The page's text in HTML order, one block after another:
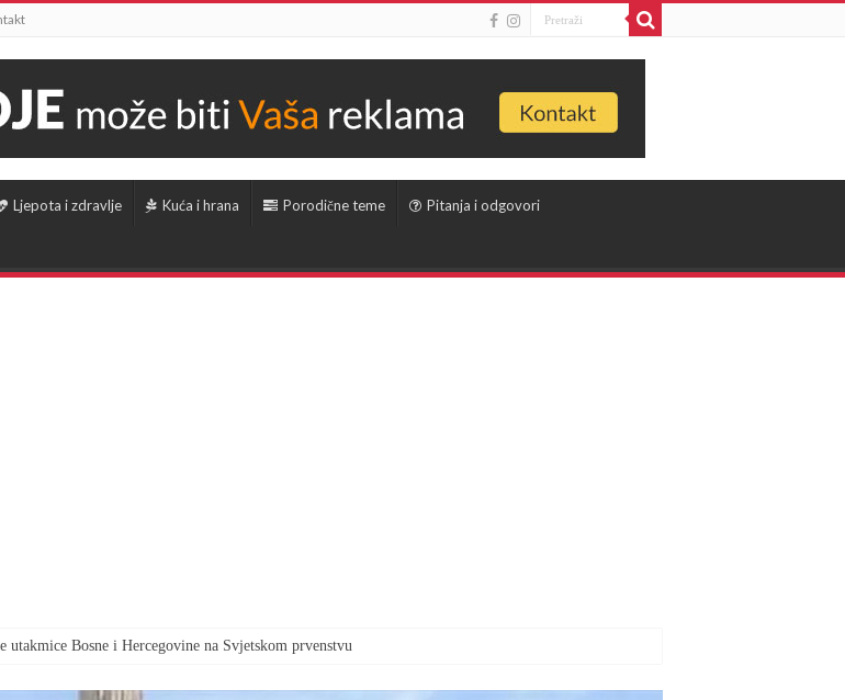
Ljepota i zdravlje Kuća i hrana Porodične teme Pitanja i odgovori
Bosne i Hercegovine na Svjetskom prvenstvu